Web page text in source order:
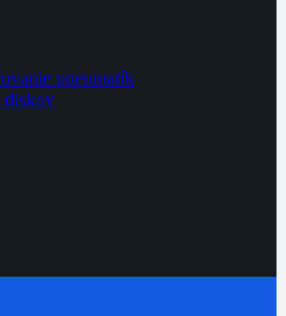
pneumatík
diskov